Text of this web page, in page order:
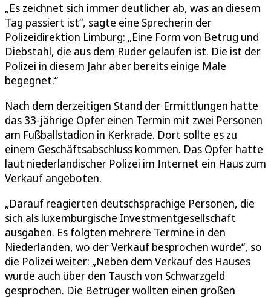
„Es zeichnet sich immer deutlicher ab, was an diesem
Tag passiert ist“, sagte eine Sprecherin der
Polizeidirektion Limburg: „Eine Form von Betrug und
Diebstahl, die aus dem Ruder gelaufen ist. Die ist der
Polizei in diesem Jahr aber bereits einige Male
begegnet.“
Nach dem derzeitigen Stand der Ermittlungen hatte
das 33-jährige Opfer einen Termin mit zwei Personen
am Fußballstadion in Kerkrade. Dort sollte es zu
einem Geschäftsabschluss kommen. Das Opfer hatte
laut niederländischer Polizei im Internet ein Haus zum
Verkauf angeboten.
„Darauf reagierten deutschsprachige Personen, die
sich als luxemburgische Investmentgesellschaft
ausgaben. Es folgten mehrere Termine in den
Niederlanden, wo der Verkauf besprochen wurde“, so
die Polizei weiter: „Neben dem Verkauf des Hauses
wurde auch über den Tausch von Schwarzgeld
gesprochen. Die Betrüger wollten einen großen